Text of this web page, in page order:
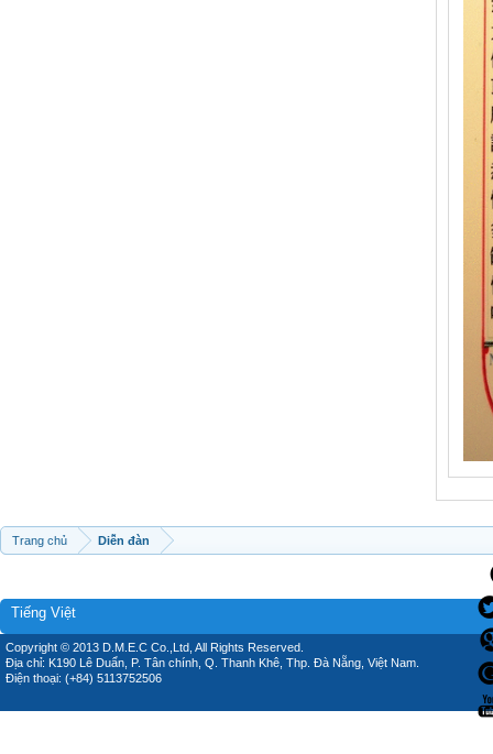
Trang chủ Diễn đàn
Tiếng Việt
Copyright © 2013 D.M.E.C Co.,Ltd, All Rights Reserved.
Địa chỉ: K190 Lê Duẩn, P. Tân chính, Q. Thanh Khê, Thp. Đà Nẵng, Việt Nam.
Điện thoại: (+84) 5113752506